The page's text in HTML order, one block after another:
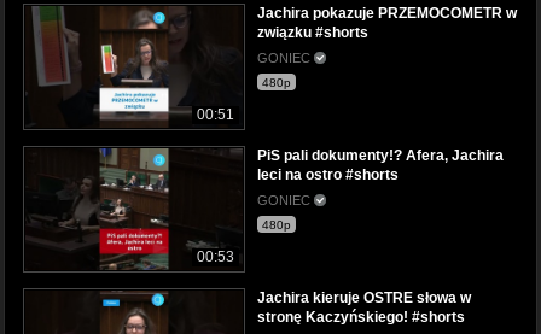
00:51
Jachira pokazuje PRZEMOCOMETR w
związku #shorts
GONIEC
480p
00:53
PiS pali dokumenty!? Afera, Jachira
leci na ostro #shorts
GONIEC
480p
Jachira kieruje OSTRE słowa w
stronę Kaczyńskiego! #shorts